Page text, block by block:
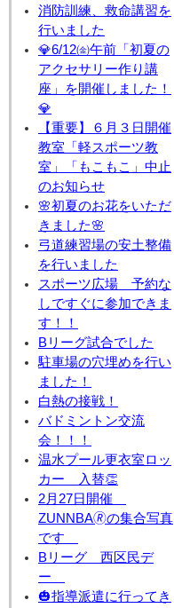
消防訓練、救命講習を
行いました
💎6/12㈮午前「初夏の
アクセサリー作り講
座」を開催しました！
💎
【重要】６月３日開催
教室「軽スポーツ教
室」「もこもこ」中止
のお知らせ
🌸初夏のお花をいただ
きました🌸
弓道練習場の安土整備
を行いました
スポーツ広場 予約な
しですぐに参加できま
す！！
Bリーグ試合でした
駐車場の穴埋めを行い
ました！
白熱の接戦！
バドミントン交流
会！！！
温水プール更衣室ロッ
カー 入替👏
2月27日開催
ZUNNBA🄬の集合写真
です
Bリーグ 西区民デ
ー
🎃指導派遣に行ってき